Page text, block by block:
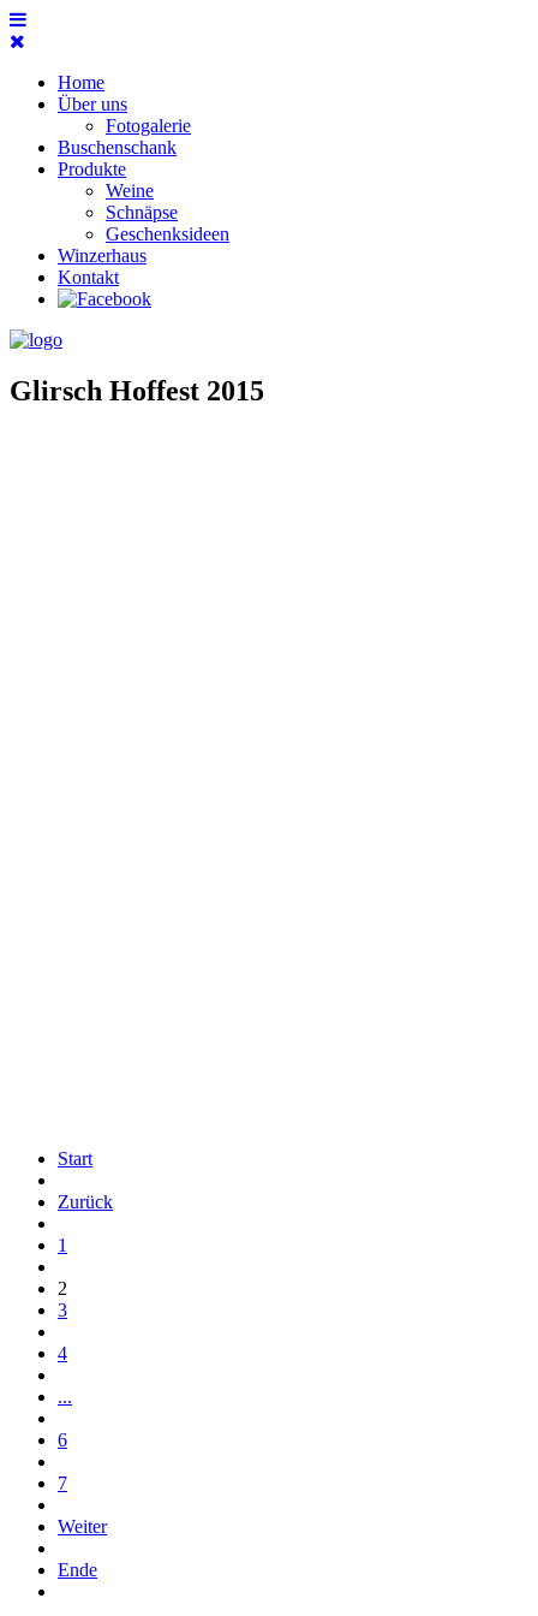
Home
Über uns
Fotogalerie
Buschenschank
Produkte
Weine
Schnäpse
Geschenksideen
Winzerhaus
Kontakt
Glirsch Hoffest 2015
Start
Zurück
1
2
3
4
...
6
7
Weiter
Ende